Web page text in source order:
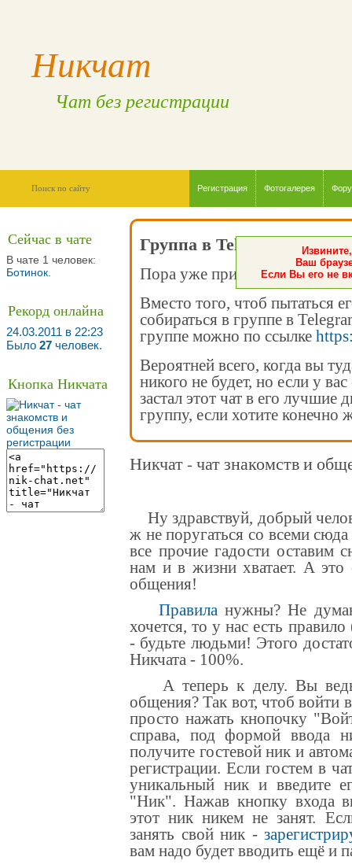
Никчат
Чат без регистрации
Регистрация Фотогалерея
Сейчас в чате
В чате 1 человек:
Ботинок
Рекорд онлайна
24.03.2011 в 22:23
Было 27 человек.
Кнопка Никчата
Группа в Telegram
Пора уже признать - чат
Вместо того, чтоб пытаться
собираться в группе в
группе можно по ссылке
Вероятней всего, когда вы
никого не будет, но если у
застал этот чат в его лучшие
группу, если хотите конечно
Никчат - чат знакомств и
Ну здравствуй, добрый
ж не поругаться со всеми
все прочие гадости оставим
нам и в жизни хватает. А
общения!
Правила нужны? Не
хочется, то у нас есть
- будьте людьми! Этого
Никчата - 100%.
А теперь к делу. Вы ведь
общения? Так вот, чтоб войти
просто нажать кнопочку
справа, под формой ввода
получите гостевой ник и
регистрации. Если гостем в
уникальный ник и введите
"Ник". Нажав кнопку входа
этот ник никем не занят.
занять свой ник -
вам надо будет вводить ещё и
Ваш
Если Вы его не